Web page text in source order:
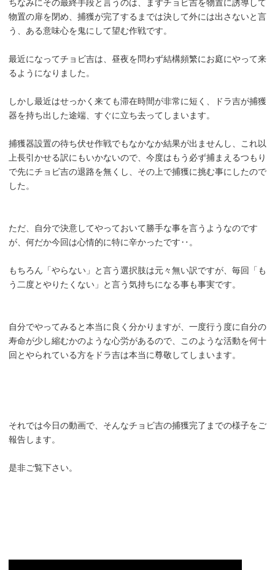
ちなみにその最終手段と言うのは、まずチョビ吉を物置に誘導して
物置の扉を閉め、捕獲が完了するまでは決して外には出さないと言
う、ある意味心を鬼にして望む作戦です。
最近になってチョビ吉は、昼夜を問わず結構頻繁にお庭にやって来
るようになりました。
しかし最近はせっかく来ても滞在時間が非常に短く、ドラ吉が捕獲
器を持ち出した途端、すぐに立ち去ってしまいます。
捕獲器設置の待ち伏せ作戦でもなかなか結果が出ませんし、これ以
上長引かせる訳にもいかないので、今度はもう必ず捕まえるつもり
で先にチョビ吉の退路を無くし、その上で捕獲に挑む事にしたので
した。
ただ、自分で決意してやっておいて勝手な事を言うようなのです
が、何だか今回は心情的に特に辛かったです‥。
もちろん「やらない」と言う選択肢は元々無い訳ですが、毎回「も
う二度とやりたくない」と言う気持ちになる事も事実です。
自分でやってみると本当に良く分かりますが、一度行う度に自分の
寿命が少し縮むかのような心労があるので、このような活動を何十
回とやられている方をドラ吉は本当に尊敬してしまいます。
それでは今日の動画で、そんなチョビ吉の捕獲完了までの様子をご
報告します。
是非ご覧下さい。